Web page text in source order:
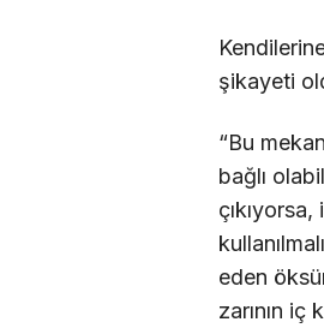
şikayeti
“Bu
bağlı
eden
zarının iç